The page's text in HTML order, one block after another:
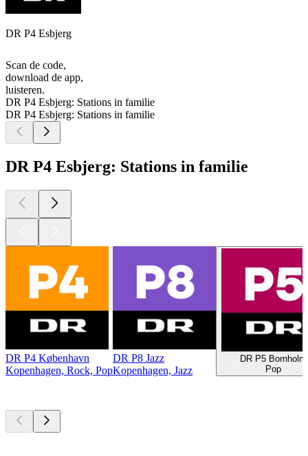
DR P4 Esbjerg
Scan de code,
download de app,
luisteren.
DR P4 Esbjerg: Stations in familie
DR P4 Esbjerg: Stations in familie
DR P4 Esbjerg: Stations in familie
DR P4 København
Kopenhagen, Rock, Pop
DR P8 Jazz
Kopenhagen, Jazz
DR P5 Bornholm
Pop